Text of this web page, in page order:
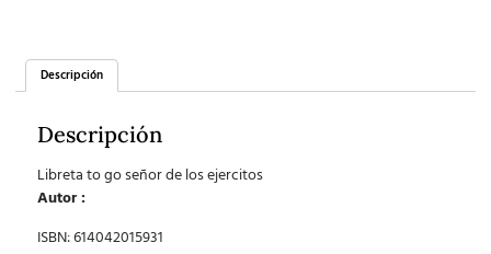
Descripción
Descripción
Libreta to go señor de los ejercitos
Autor :
ISBN: 614042015931